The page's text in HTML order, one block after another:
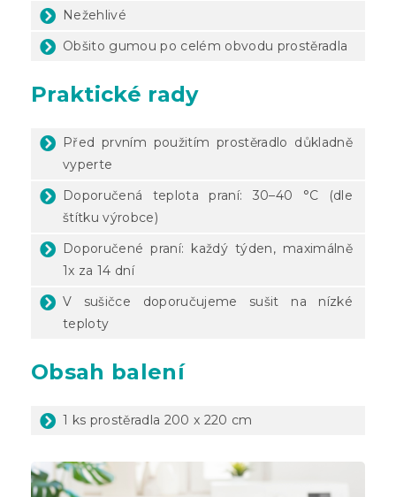
Nežehlivé
Obšito gumou po celém obvodu prostěradla
Praktické rady
Před prvním použitím prostěradlo důkladně
vyperte
Doporučená teplota praní: 30–40 °C (dle
štítku výrobce)
Doporučené praní: každý týden, maximálně
1x za 14 dní
V sušičce doporučujeme sušit na nízké
teploty
Obsah balení
1 ks prostěradla 200 x 220 cm